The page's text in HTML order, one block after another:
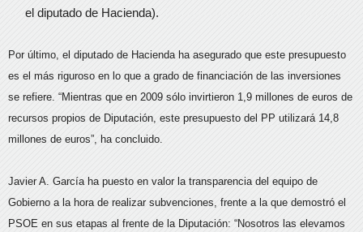
el diputado de Hacienda).
Por último, el diputado de Hacienda ha asegurado que este presupuesto
es el más riguroso en lo que a grado de financiación de las inversiones
se refiere. “Mientras que en 2009 sólo invirtieron 1,9 millones de euros de
recursos propios de Diputación, este presupuesto del PP utilizará 14,8
millones de euros”, ha concluido.
Javier A. García ha puesto en valor la transparencia del equipo de
Gobierno a la hora de realizar subvenciones, frente a la que demostró el
PSOE en sus etapas al frente de la Diputación: “Nosotros las elevamos